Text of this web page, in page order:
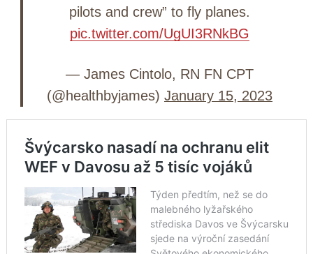
pilots and crew” to fly planes.
pic.twitter.com/UgUI3RNkBG
— James Cintolo, RN FN CPT
(@healthbyjames) January 15, 2023